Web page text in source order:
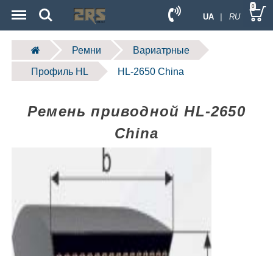
UA | RU
Search 0
Ремни Вариатрные
Профиль HL HL-2650 China
Ремень приводной HL-2650
China